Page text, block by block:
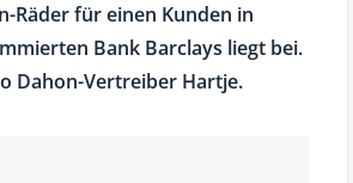
Räder für einen Kunden in
Bank Barclays liegt bei.
Dahon-Vertreiber Hartje.